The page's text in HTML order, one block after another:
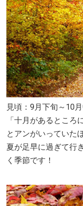
見頃：9月下旬～10
「十月があるところ
とアンがいっていた
夏が足早に過ぎて行
く季節です！